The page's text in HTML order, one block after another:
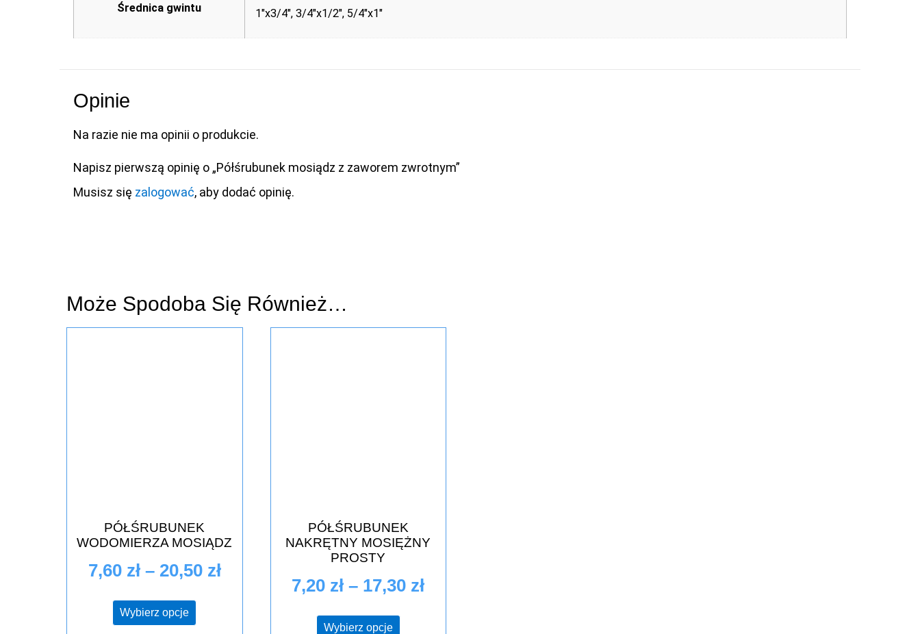
Średnica gwintu 1"x3/4", 3/4"x1/2", 5/4"x1"
Opinie
Na razie nie ma opinii o produkcie.
Napisz pierwszą opinię o „Półśrubunek mosiądz z zaworem zwrotnym”
Musisz się zalogować, aby dodać opinię.
Może Spodoba Się Również…
PÓŁŚRUBUNEK
WODOMIERZA MOSIĄDZ
7,60 zł – 20,50 zł
Wybierz opcje
PÓŁŚRUBUNEK
NAKRĘTNY MOSIĘŻNY
PROSTY
7,20 zł – 17,30 zł
Wybierz opcje